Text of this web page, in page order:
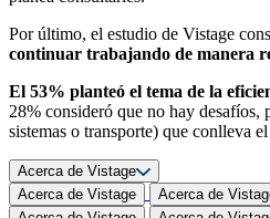
Por último, el estudio de Vistage
continuar trabajando de manera
El 53% planteó el tema de la
28% consideró que no hay desafíos,
sistemas o transporte) que conlleva
Acerca de Vistage
Acerca de Vistage
Acerca de